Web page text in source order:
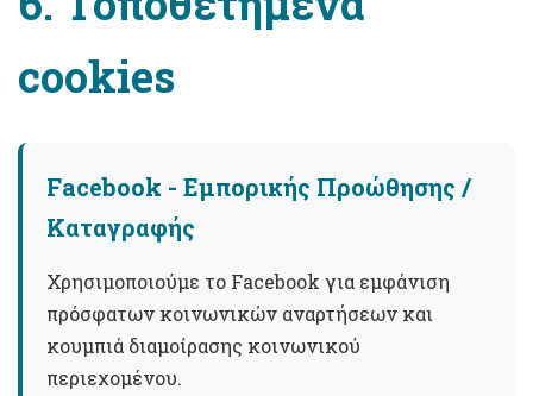
cookies
Facebook - Εμπορικής Προώθησης /
Καταγραφής
Χρησιμοποιούμε το Facebook για εμφάνιση
πρόσφατων κοινωνικών αναρτήσεων και
κουμπιά διαμοίρασης κοινωνικού
περιεχομένου.